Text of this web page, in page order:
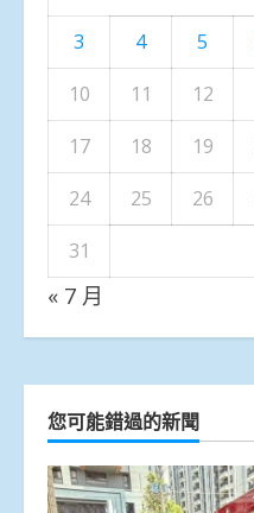
3
4 5
10
11 12
17
18 19
24
25 26
31
« 7 月
您可能錯過的新聞